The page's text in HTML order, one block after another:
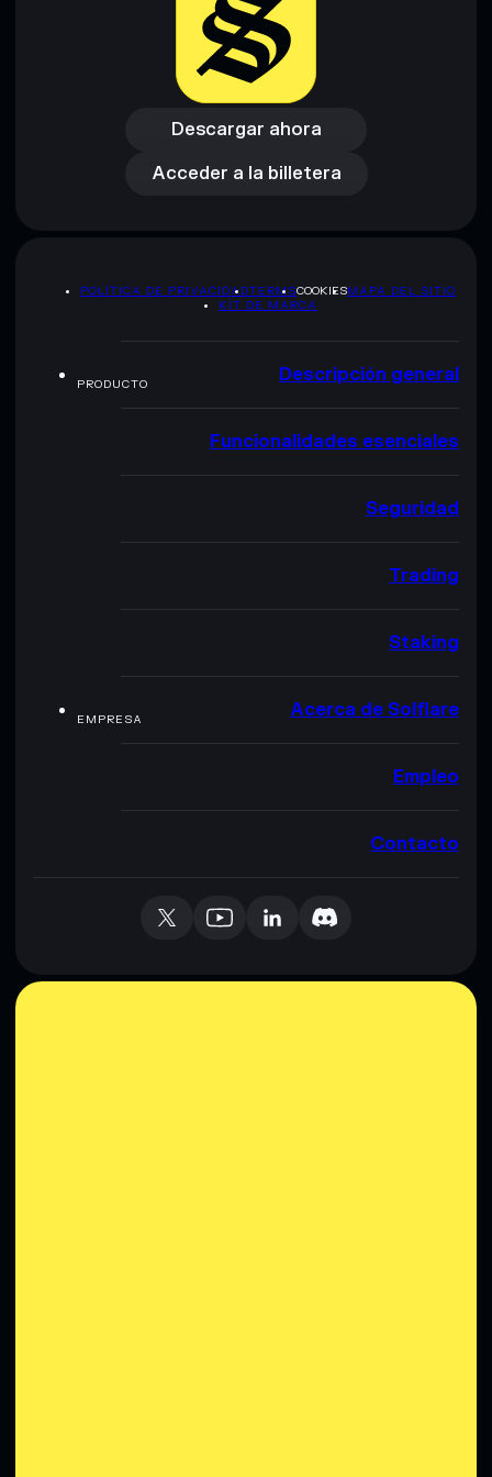
Descargar ahora
Descargar ahora
Acceder a la billetera
Acceder a la billetera
POLÍTICA DE PRIVACIDADTERMSCOOKIESMAPA DEL SITIO
KIT DE MARCA
PRODUCTO Descripción general
Funcionalidades esenciales
Seguridad
Trading
Staking
EMPRESA Acerca de Solflare
Empleo
Contacto